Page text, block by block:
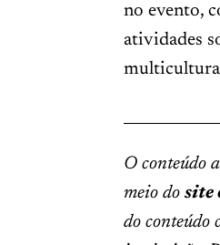
no evento,
atividades
O conteúdo
meio do site
do conteúdo